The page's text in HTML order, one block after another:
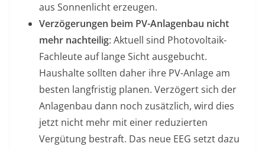
aus Sonnenlicht erzeugen.
Verzögerungen beim PV-Anlagenbau nicht
mehr nachteilig: Aktuell sind Photovoltaik-
Fachleute auf lange Sicht ausgebucht.
Haushalte sollten daher ihre PV-Anlage am
besten langfristig planen. Verzögert sich der
Anlagenbau dann noch zusätzlich, wird dies
jetzt nicht mehr mit einer reduzierten
Vergütung bestraft. Das neue EEG setzt dazu